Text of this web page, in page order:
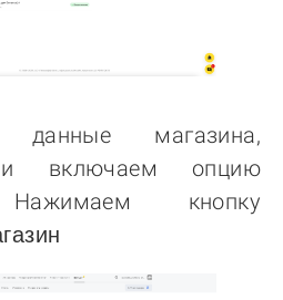
данные магазина,
и включаем опцию
кнопку